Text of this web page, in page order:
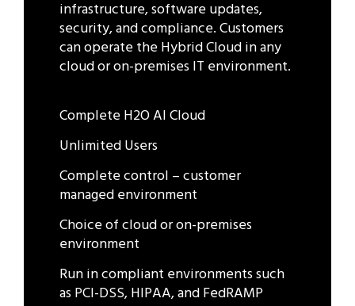
infrastructure, software updates,
security, and compliance. Customers
can operate the Hybrid Cloud in any
cloud or on-premises IT environment.
Complete H2O AI Cloud
Unlimited Users
Complete control – customer
managed environment
Choice of cloud or on-premises
environment
Run in compliant environments such
as PCI-DSS, HIPAA, and FedRAMP